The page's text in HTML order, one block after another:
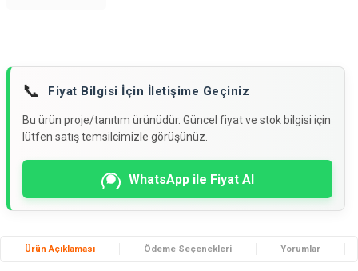
📞 Fiyat Bilgisi İçin İletişime Geçiniz
Bu ürün proje/tanıtım ürünüdür. Güncel fiyat ve stok bilgisi için
lütfen satış temsilcimizle görüşünüz.
WhatsApp ile Fiyat Al
Ürün Açıklaması Ödeme Seçenekleri Yorumlar